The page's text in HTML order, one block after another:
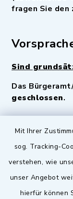
Mit Ihrer
sog. Tracking-
verstehen, wie
unser Angebot
hierfür können
fragen Sie den
Sind
Das
geschlossen.
Quicklinks
Zenngrund